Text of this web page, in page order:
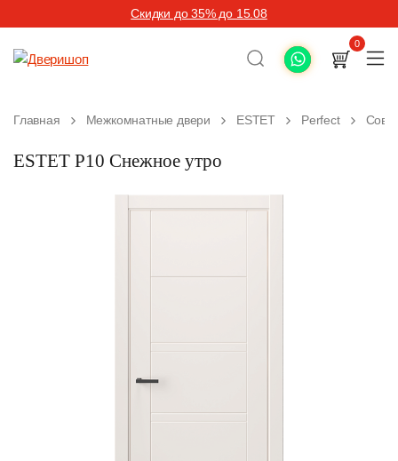
Скидки до 35% до 15.08
0
Главная Межкомнатные двери ESTET Perfect
ESTET P10 Снежное утро